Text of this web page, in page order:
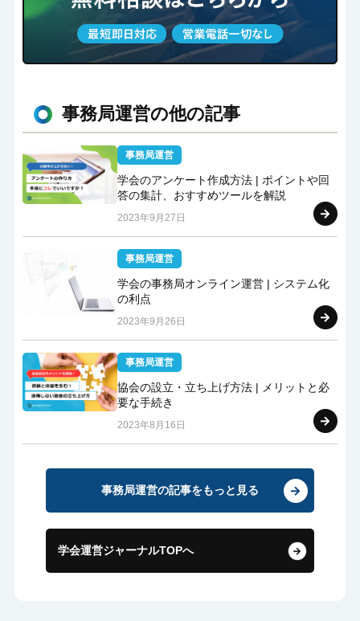
事務局運営の他の記事
事務局運営
学会のアンケート作成方法 | ポイントや回
答の集計、おすすめツールを解説
2023年9月27日
事務局運営
学会の事務局オンライン運営 | システム化
の利点
2023年9月26日
事務局運営
協会の設立・立ち上げ方法 | メリットと必
要な手続き
2023年8月16日
事務局運営の記事をもっと見る
学会運営ジャーナルTOPへ